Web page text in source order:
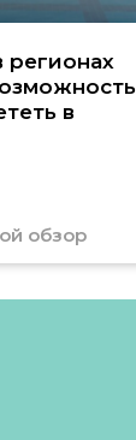
регионах
в
обзор